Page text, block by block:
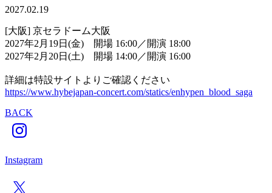
2027.02.19
[大阪] 京セラドーム大阪
2027年2月19日(金) 開場 16:00／開演 18:00
2027年2月20日(土) 開場 14:00／開演 16:00
詳細は特設サイトよりご確認ください
https://www.hybejapan-concert.com/statics/enhypen_blood_saga
BACK
Instagram